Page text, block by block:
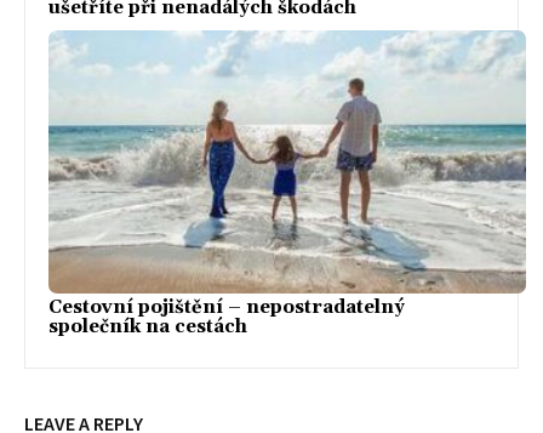
ušetříte při nenadálých škodách
Cestovní pojištění – nepostradatelný
společník na cestách
LEAVE A REPLY